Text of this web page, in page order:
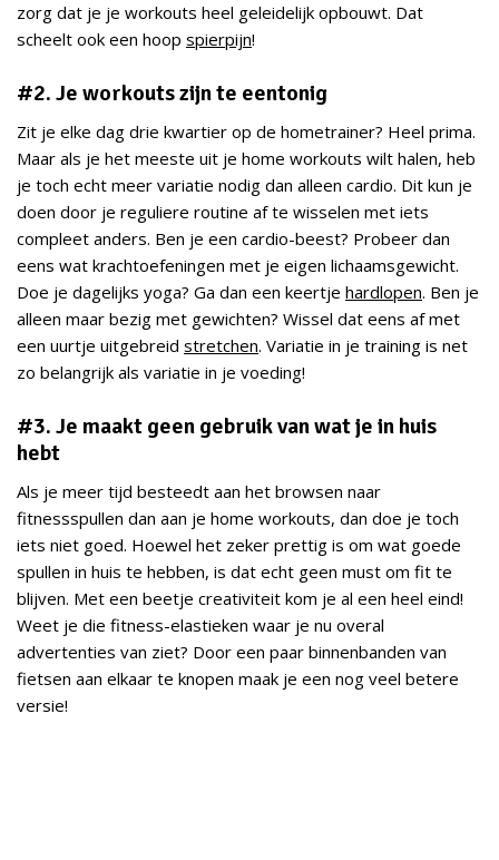
zorg dat je je workouts heel geleidelijk opbouwt. Dat
scheelt ook een hoop spierpijn!
#2. Je workouts zijn te eentonig
Zit je elke dag drie kwartier op de hometrainer? Heel prima.
Maar als je het meeste uit je home workouts wilt halen, heb
je toch echt meer variatie nodig dan alleen cardio. Dit kun je
doen door je reguliere routine af te wisselen met iets
compleet anders. Ben je een cardio-beest? Probeer dan
eens wat krachtoefeningen met je eigen lichaamsgewicht.
Doe je dagelijks yoga? Ga dan een keertje hardlopen. Ben je
alleen maar bezig met gewichten? Wissel dat eens af met
een uurtje uitgebreid stretchen. Variatie in je training is net
zo belangrijk als variatie in je voeding!
#3. Je maakt geen gebruik van wat je in huis
hebt
Als je meer tijd besteedt aan het browsen naar
fitnessspullen dan aan je home workouts, dan doe je toch
iets niet goed. Hoewel het zeker prettig is om wat goede
spullen in huis te hebben, is dat echt geen must om fit te
blijven. Met een beetje creativiteit kom je al een heel eind!
Weet je die fitness-elastieken waar je nu overal
advertenties van ziet? Door een paar binnenbanden van
fietsen aan elkaar te knopen maak je een nog veel betere
versie!